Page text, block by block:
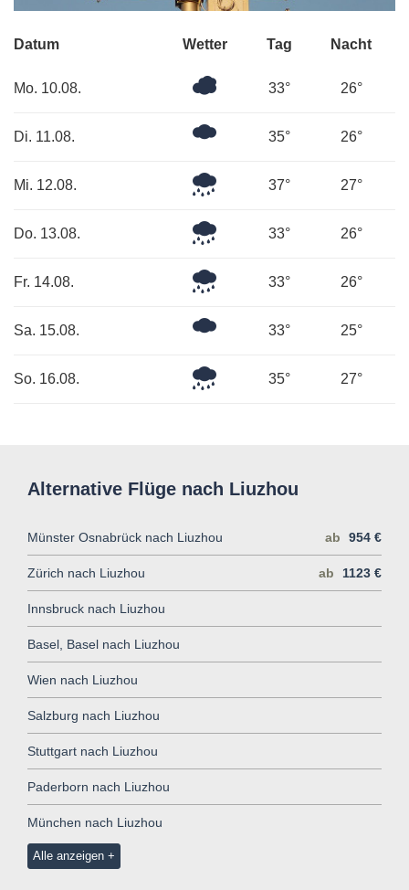
Datum Wetter Tag Nacht
Mo. 10.08.
Überwiegend
33° 26°
Di. 11.08. 35° 26°
Mi. 12.08.
Mäßiger37° 27°
Do. 13.08.
Mäßiger33° 26°
Fr. 14.08. 33° 26°
Sa. 15.08. 33° 25°
So. 16.08. 35° 27°
Alternative Flüge nach Liuzhou
Münster Osnabrück nach Liuzhou ab 954 €
Zürich nach Liuzhou ab 1123 €
Innsbruck nach Liuzhou
Basel, Basel nach Liuzhou
Wien nach Liuzhou
Salzburg nach Liuzhou
Stuttgart nach Liuzhou
Paderborn nach Liuzhou
München nach Liuzhou
Alle anzeigen